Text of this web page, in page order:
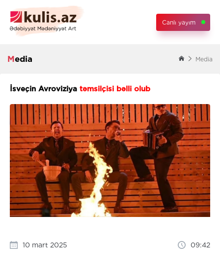
Canlı yayım
Media Media
İsveçin Avroviziya təmsilçisi bəlli olub
10 mart 2025 09:42